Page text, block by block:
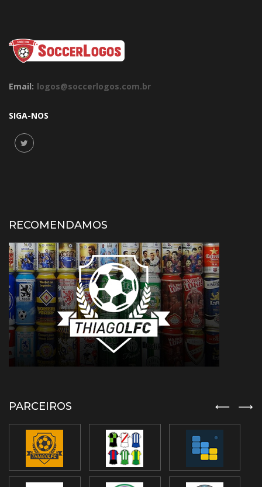
Email: logos@soccerlogos.com.br
SIGA-NOS
RECOMENDAMOS
PARCEIROS